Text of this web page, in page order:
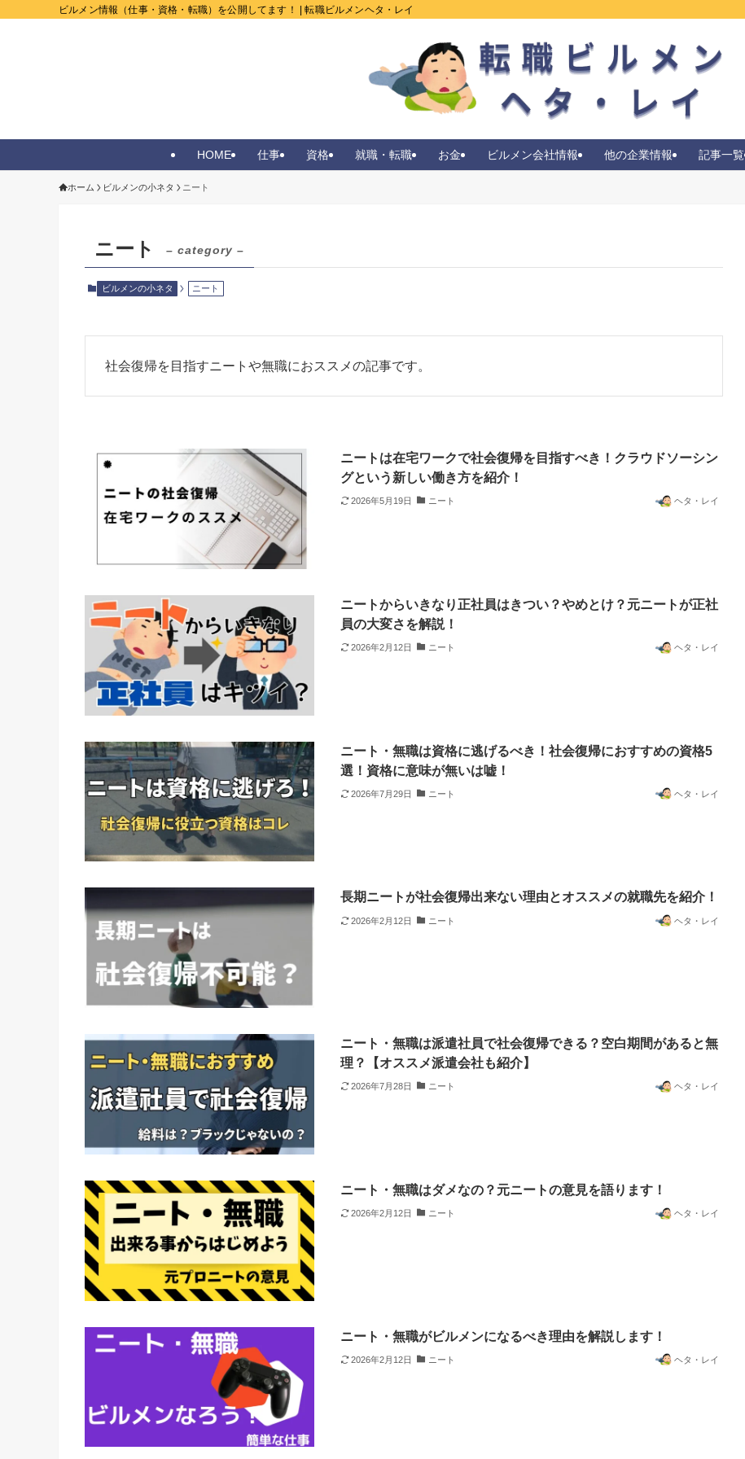
ビルメン情報（仕事・資格・転職）を公開してます！ | 転職ビルメンヘタ・レイ
HOME 仕事 資格 就職・転職 お金 ビルメン会社情報 他の企業情報 記事一覧
ホーム ビルメンの小ネタ ニート
ニート – category –
ビルメンの小ネタ ニート
社会復帰を目指すニートや無職におススメの記事です。
ニートは在宅ワークで社会復帰を目指すべき！クラウドソーシン
グという新しい働き方を紹介！
2026年5月19日 ニート ヘタ・レイ
ニートからいきなり正社員はきつい？やめとけ？元ニートが正社
員の大変さを解説！
2026年2月12日 ニート ヘタ・レイ
ニート・無職は資格に逃げるべき！社会復帰におすすめの資格5
選！資格に意味が無いは嘘！
2026年7月29日 ニート ヘタ・レイ
長期ニートが社会復帰出来ない理由とオススメの就職先を紹介！
2026年2月12日 ニート ヘタ・レイ
ニート・無職は派遣社員で社会復帰できる？空白期間があると無
理？【オススメ派遣会社も紹介】
2026年7月28日 ニート ヘタ・レイ
ニート・無職はダメなの？元ニートの意見を語ります！
2026年2月12日 ニート ヘタ・レイ
ニート・無職がビルメンになるべき理由を解説します！
2026年2月12日 ニート ヘタ・レイ